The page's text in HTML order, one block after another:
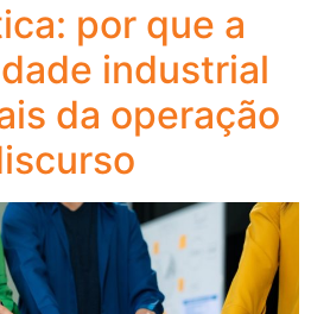
por que a
industrial
da operação